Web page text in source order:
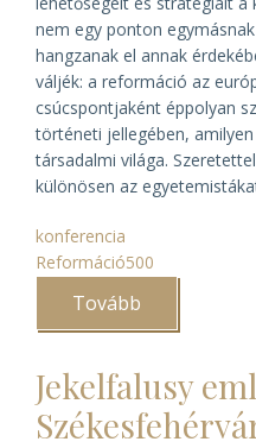
nem egy ponton
hangzanak el annak
váljék: a reformáció az
csúcspontjaként éppolyan
történeti jellegében,
társadalmi világa.
különösen az
konferencia
Reformáció500
Tovább
útjai)
Jekelfalusy